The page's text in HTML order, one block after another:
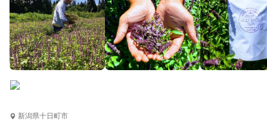
新潟県十日町市